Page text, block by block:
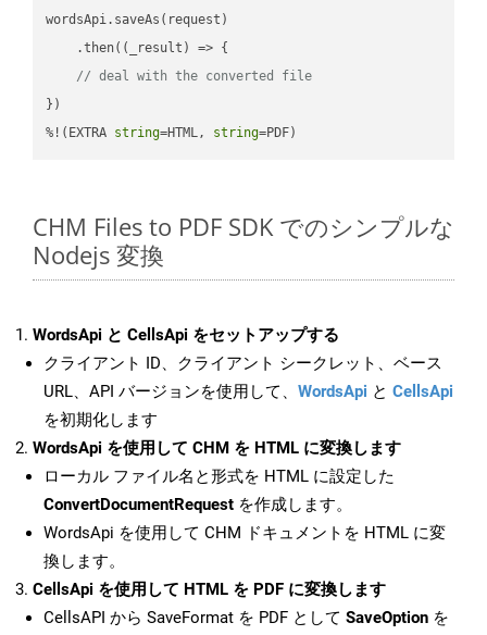
wordsApi.saveAs(request)
    .then(
( _result ) => {
// deal with the converted file
})
%!(EXTRA string=HTML, string=PDF)
CHM Files to PDF SDK でのシンプルな
Nodejs 変換
WordsApi と CellsApi をセットアップする
クライアント ID、クライアント シークレット、ベース
URL、API バージョンを使用して、 WordsApi と CellsApi
を初期化します
WordsApi を使用して CHM を HTML に変換します
ローカル ファイル名と形式を HTML に設定した
ConvertDocumentRequest を作成します。
WordsApi を使用して CHM ドキュメントを HTML に変
換します。
CellsApi を使用して HTML を PDF に変換します
CellsAPI から SaveFormat を PDF として SaveOption を